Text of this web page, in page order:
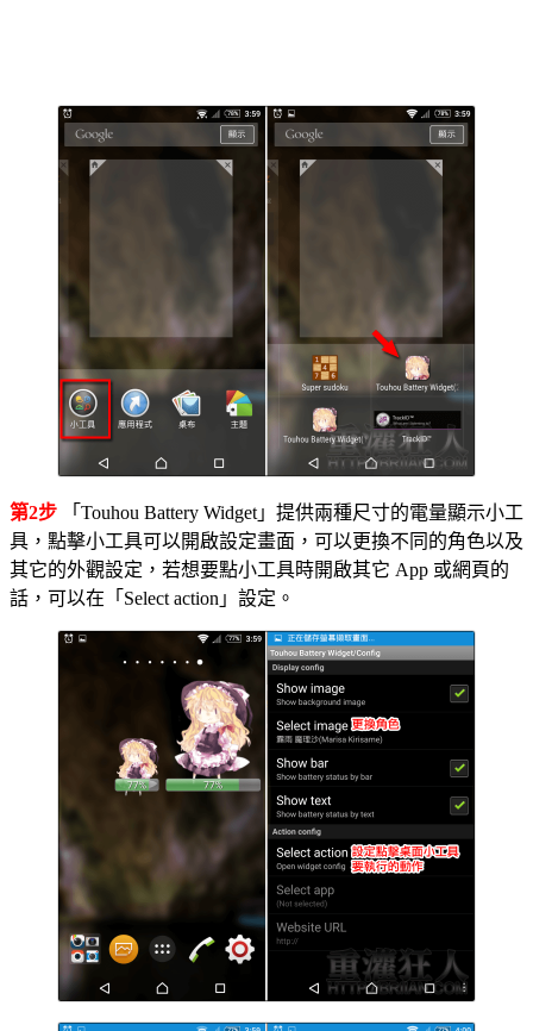
第2步 「Touhou Battery Widget」提供兩種尺寸的電量顯示小工
具，點擊小工具可以開啟設定畫面，可以更換不同的角色以及
其它的外觀設定，若想要點小工具時開啟其它 App 或網頁的
話，可以在「Select action」設定。